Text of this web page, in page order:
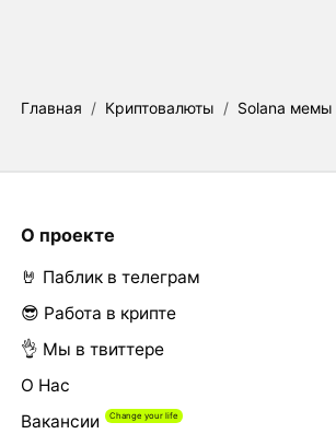
Главная / Криптовалюты / Solana мемы
О проекте
🤘 Паблик в телеграм
😎 Работа в крипте
👌 Мы в твиттере
О Нас
Вакансии